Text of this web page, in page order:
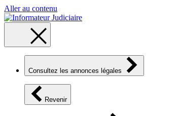
Aller au contenu
Consultez les annonces légales
Revenir